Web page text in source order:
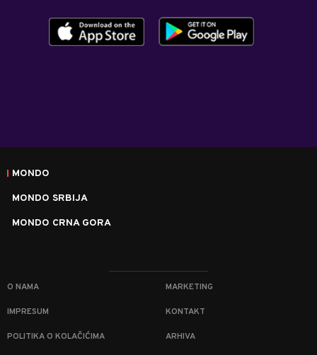
MONDO
MONDO SRBIJA
MONDO CRNA GORA
O NAMA MARKETING
IMPRESUM KONTAKT
POLITIKA O KOLAČIĆIMA ARHIVA